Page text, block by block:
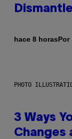
hace 8 horasPor
PHOTO
3 Ways
Changes